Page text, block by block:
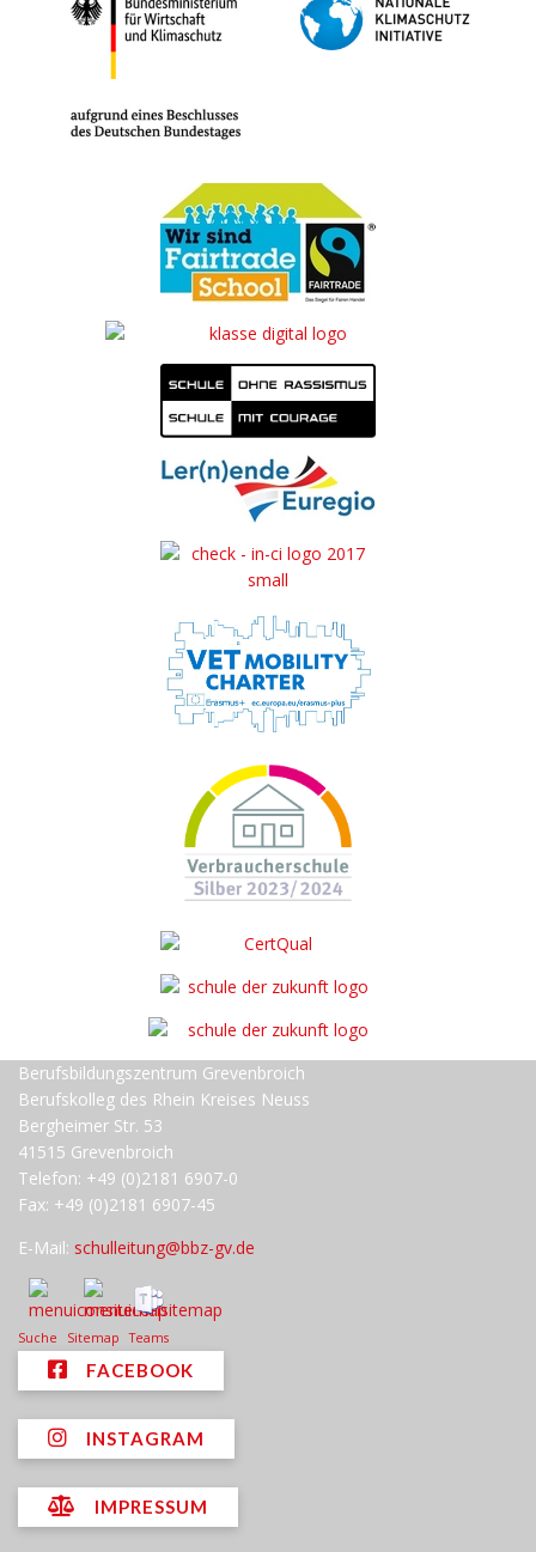
Berufsbildungszentrum Grevenbroich
Berufskolleg des Rhein Kreises Neuss
Bergheimer Str. 53
41515 Grevenbroich
Telefon: +49 (0)2181 6907-0
Fax: +49 (0)2181 6907-45
E-Mail: schulleitung@bbz-gv.de
Suche Sitemap Teams
FACEBOOK
INSTAGRAM
IMPRESSUM